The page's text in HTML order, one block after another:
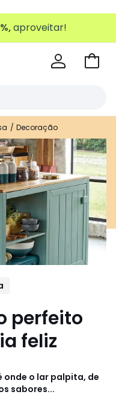
aproveitar!
Ir
Decoração
perfeito
feliz
onde o lar palpita, de
sabores...